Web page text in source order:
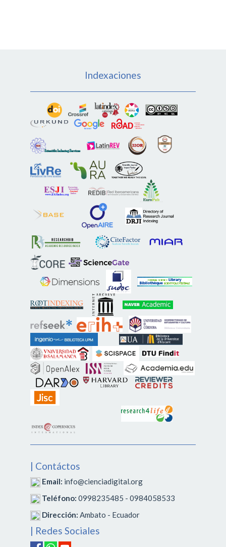
Indexaciones
| Contáctos
Email: info@cienciadigital.org
Teléfono: 0998235485 - 0984058533
Dirección: Ambato - Ecuador
| Redes Sociales